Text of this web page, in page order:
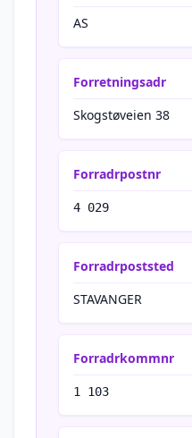
AS
Forretningsadr
Skogstøveien 38
Forradrpostnr
4 029
Forradrpoststed
STAVANGER
Forradrkommnr
1 103